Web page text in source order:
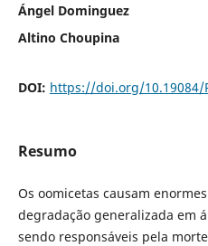
Ángel Dominguez
Altino Choupina
DOI: https://doi.org/10.19084/
Resumo
Os oomicetas causam
degradação generalizada em
sendo responsáveis pela